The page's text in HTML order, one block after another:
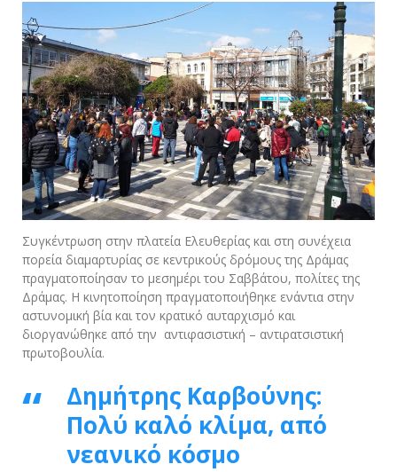
Συγκέντρωση στην πλατεία Ελευθερίας και στη συνέχεια
πορεία διαμαρτυρίας σε κεντρικούς δρόμους της Δράμας
πραγματοποίησαν το μεσημέρι του Σαββάτου, πολίτες της
Δράμας. Η κινητοποίηση πραγματοποιήθηκε ενάντια στην
αστυνομική βία και τον κρατικό αυταρχισμό και
διοργανώθηκε από την αντιφασιστική – αντιρατσιστική
πρωτοβουλία.
Δημήτρης Καρβούνης:
Πολύ καλό κλίμα, από
νεανικό κόσμο